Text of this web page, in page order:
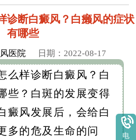
诊断白癜风？白癞风的症状
有哪些
医院日期：2022-08-17
么样诊断白癜风？白
些？白斑的发展变得
癜风发展后，会给白
多的危及生命的问
电